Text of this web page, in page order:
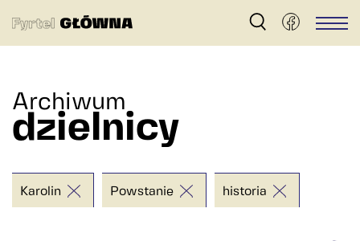
Fyrtel
Główna
archiwum
dzielnicy
w
Poznaniu
Archiwum
dzielnicy
Karolin Powstanie historia